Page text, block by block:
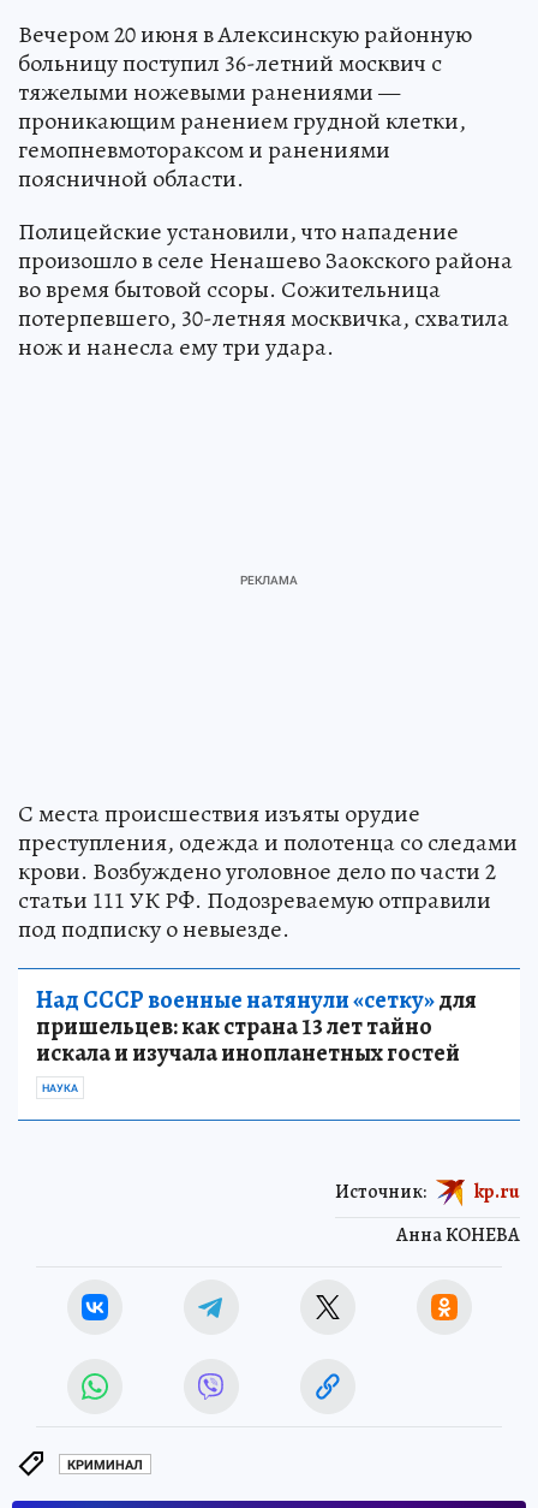
Вечером 20 июня в Алексинскую районную
больницу поступил 36-летний москвич с
тяжелыми ножевыми ранениями —
проникающим ранением грудной клетки,
гемопневмотораксом и ранениями
поясничной области.
Полицейские установили, что нападение
произошло в селе Ненашево Заокского района
во время бытовой ссоры. Сожительница
потерпевшего, 30-летняя москвичка, схватила
нож и нанесла ему три удара.
С места происшествия изъяты орудие
преступления, одежда и полотенца со следами
крови. Возбуждено уголовное дело по части 2
статьи 111 УК РФ. Подозреваемую отправили
под подписку о невыезде.
Над СССР военные натянули «сетку»для
пришельцев: как страна 13 лет тайно
искала и изучала инопланетных гостей
НАУКА
Анна КОНЕВА
Источник: kp.ru
КРИМИНАЛ